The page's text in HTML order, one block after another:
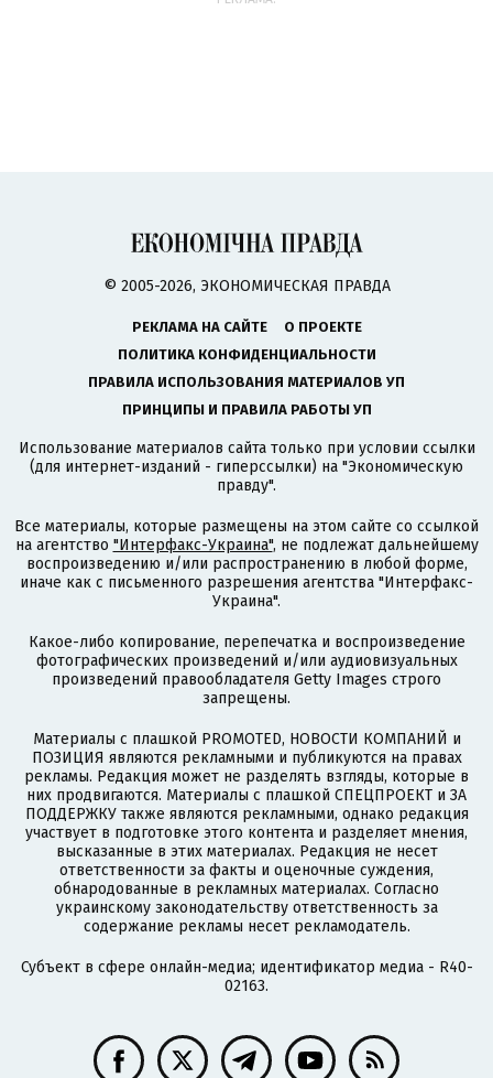
© 2005-2026, ЭКОНОМИЧЕСКАЯ ПРАВДА
РЕКЛАМА НА САЙТЕ
О ПРОЕКТЕ
ПОЛИТИКА КОНФИДЕНЦИАЛЬНОСТИ
ПРАВИЛА ИСПОЛЬЗОВАНИЯ МАТЕРИАЛОВ УП
ПРИНЦИПЫ И ПРАВИЛА РАБОТЫ УП
Использование материалов сайта только при условии ссылки
(для интернет-изданий - гиперссылки) на "Экономическую
правду".
Все материалы, которые размещены на этом сайте со ссылкой
на агентство "Интерфакс-Украина", не подлежат дальнейшему
воспроизведению и/или распространению в любой форме,
иначе как с письменного разрешения агентства "Интерфакс-
Украина".
Какое-либо копирование, перепечатка и воспроизведение
фотографических произведений и/или аудиовизуальных
произведений правообладателя Getty Images строго
запрещены.
Материалы с плашкой PROMOTED, НОВОСТИ КОМПАНИЙ и
ПОЗИЦИЯ являются рекламными и публикуются на правах
рекламы. Редакция может не разделять взгляды, которые в
них продвигаются. Материалы с плашкой СПЕЦПРОЕКТ и ЗА
ПОДДЕРЖКУ также являются рекламными, однако редакция
участвует в подготовке этого контента и разделяет мнения,
высказанные в этих материалах. Редакция не несет
ответственности за факты и оценочные суждения,
обнародованные в рекламных материалах. Согласно
украинскому законодательству ответственность за
содержание рекламы несет рекламодатель.
Субъект в сфере онлайн-медиа; идентификатор медиа - R40-
02163.